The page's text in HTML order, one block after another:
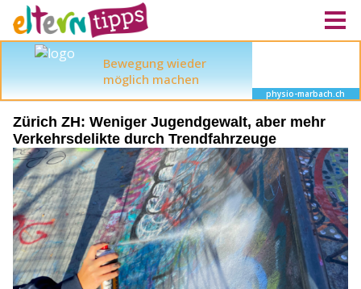
Zürich ZH: Weniger Jugendgewalt, aber mehr
Verkehrsdelikte durch Trendfahrzeuge